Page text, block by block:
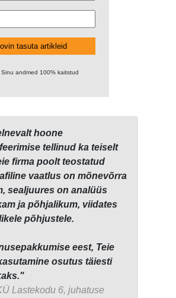
hoone
tellinud ka teiselt
firma poolt teostatud
vaatlus on mõnevõrra
sealjuures on analüüs
ja põhjalikum, viidates
põhjustele.
eest, Teie
osutus täiesti
Lastekodu 6, juhatuse
tasuta artikleid
andmed 100% kaitstud